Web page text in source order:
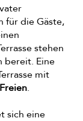
für die Gäste,
stehen
bereit. Eine
mit
.
sich eine